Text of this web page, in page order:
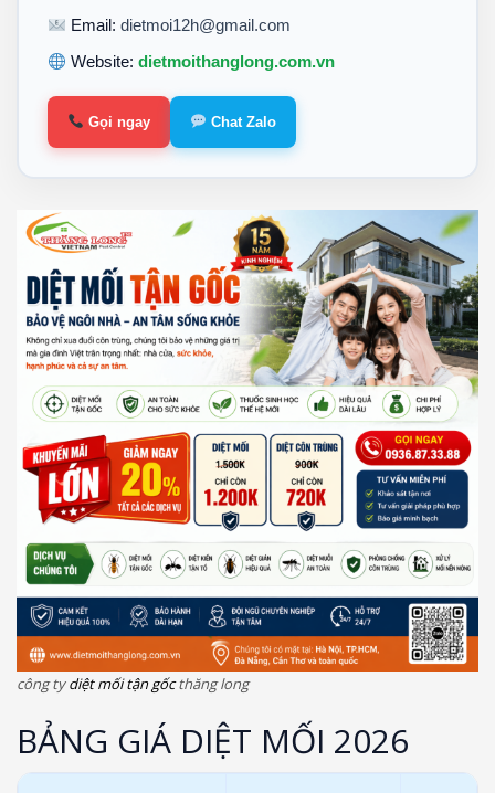
Email:dietmoi12h@gmail.com
Website:dietmoithanglong.com.vn
Gọi ngay Chat Zalo
công tydiệt mối tận gốcthăng long
BẢNG GIÁ DIỆT MỐI 2026